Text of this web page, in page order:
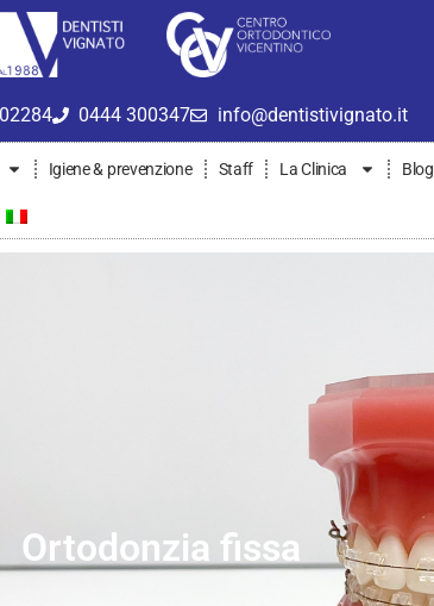
0444 300347 info@dentistivignato.it
Igiene & prevenzione Staff La Clinica Blog
Ortodonzia fissa